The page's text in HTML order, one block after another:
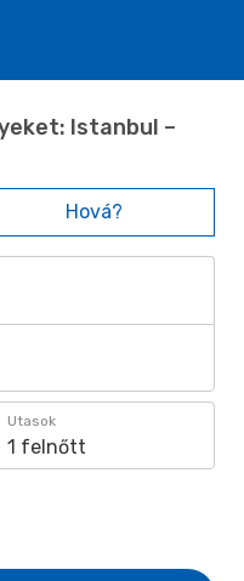
Istanbul –
Hová?
Utasok
1 felnőtt